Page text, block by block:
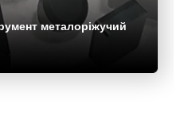
металоріжучий